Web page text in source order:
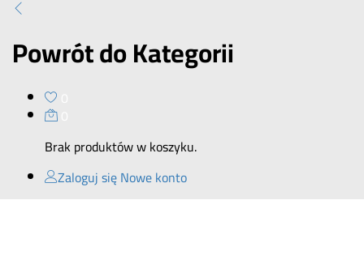
Powrót doKategorii
Brak produktów w koszyku.
Zaloguj sięNowe konto